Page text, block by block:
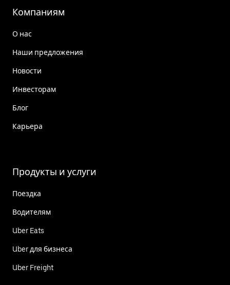
Компаниям
О нас
Наши предложения
Новости
Инвесторам
Блог
Карьера
Продукты и услуги
Поездка
Водителям
Uber Eats
Uber для бизнеса
Uber Freight